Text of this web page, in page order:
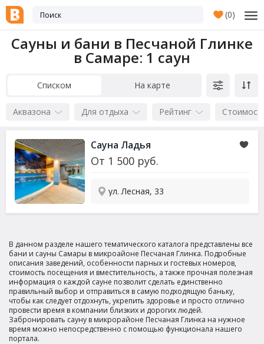
(0)
Сауны и бани в Песчаной Глинке
в Самаре: 1 саун
Списком На карте
Аквазона Для отдыха Рейтинг
Сауна Ладья
От 1 500 руб.
ул. Лесная, 33
В данном разделе нашего тематического каталога представлены все
бани и сауны Самары в микроайоне Песчаная Глинка. Подробные
описания заведений, особенности парных и гостевых номеров,
стоимость посещения и вместительность, а также прочная полезная
информация о каждой сауне позволит сделать единственно
правильный выбор и отправиться в самую подходящую баньку,
чтобы как следует отдохнуть, укрепить здоровье и просто отлично
провести время в компании близких и дорогих людей.
Забронировать сауну в микрорайоне Песчаная Глинка на нужное
время можно непосредственно с помощью функционала нашего
портала.